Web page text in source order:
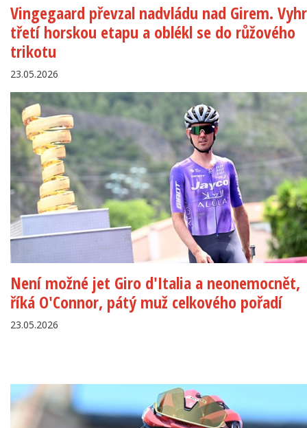
Vingegaard převzal nadvládu nad Girem.
třetí horskou etapu a oblékl se do růžového
trikotu
23.05.2026
Není možné jet Giro d'Italia a neonemocnět,
říká O'Connor, pátý muž celkového pořadí
23.05.2026